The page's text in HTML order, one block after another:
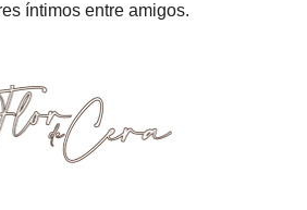
íntimos entre amigos.